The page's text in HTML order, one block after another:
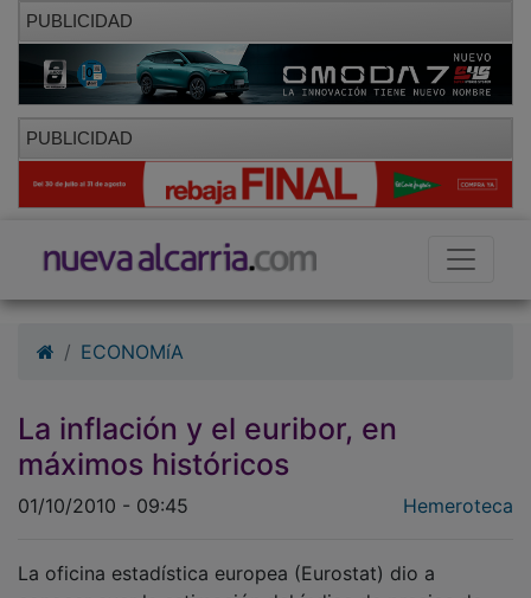
PUBLICIDAD
PUBLICIDAD
La inflación y el euribor, en
máximos históricos
conocer ayer la estimación del índice de precios de